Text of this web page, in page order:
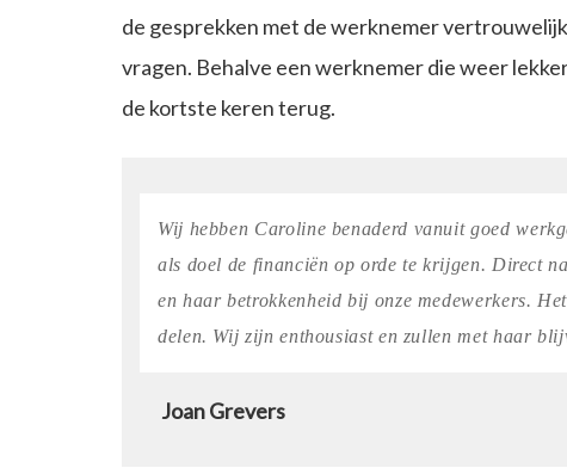
de gesprekken met de werknemer
vragen. Behalve een werknemer die weer
de kortste keren terug.
Wij hebben Caroline benaderd vanuit goed
als doel de financiën op orde te krijgen. Direct
en haar betrokkenheid bij onze medewerkers.
delen. Wij zijn enthousiast en zullen met haar
Joan Grevers